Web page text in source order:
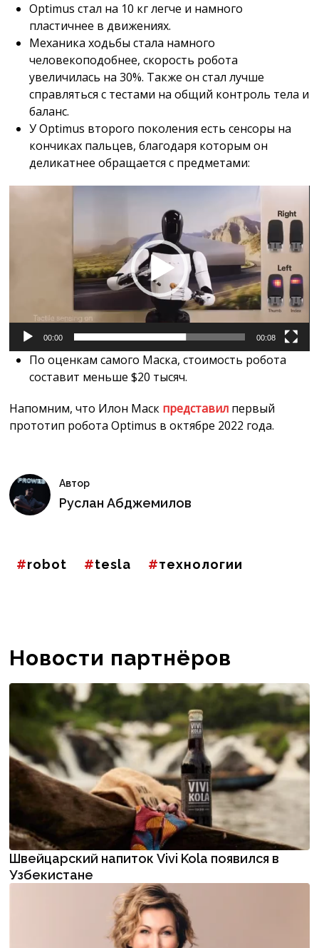
Optimus стал на 10 кг легче и намного
пластичнее в движениях.
Механика ходьбы стала намного
человекоподобнее, скорость робота
увеличилась на 30%. Также он стал лучше
справляться с тестами на общий контроль тела и
баланс.
У Optimus второго поколения есть сенсоры на
кончиках пальцев, благодаря которым он
деликатнее обращается с предметами:
Видеоплеер
00:00 00:08
По оценкам самого Маска, стоимость робота
составит меньше $20 тысяч.
Напомним, что Илон Маск представил первый
прототип робота Optimus в октябре 2022 года.
Автор
Руслан Абджемилов
robot tesla технологии
Новости партнёров
Швейцарский напиток Vivi Kola появился в
Узбекистане